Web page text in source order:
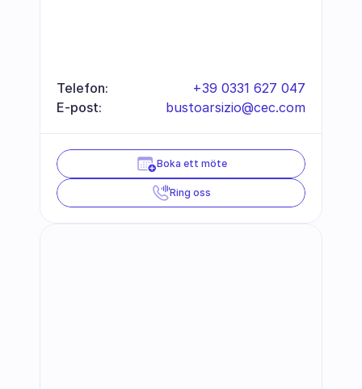
Telefon:
+39 0331 627 047
E-post:
bustoarsizio@cec.com
Boka ett möte
Ring oss